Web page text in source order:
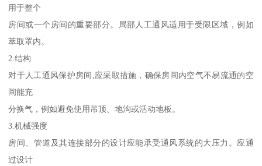
用于整个
房间或一个房间的重要部分。局部人工通风适用于受限区域，例如
萃取罩内。
2.结构
对于人工通风保护房间,应采取措施，确保房间内空气不易流通的空
间能充
分换气，例如避免使用吊顶、地沟或活动地板。
3.机械强度
房间、管道及其连接部分的设计应能承受通风系统的大压力。应通
过设计